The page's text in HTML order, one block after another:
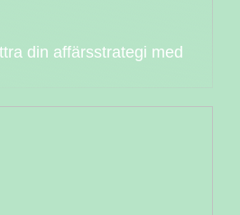
din affärsstrategi med